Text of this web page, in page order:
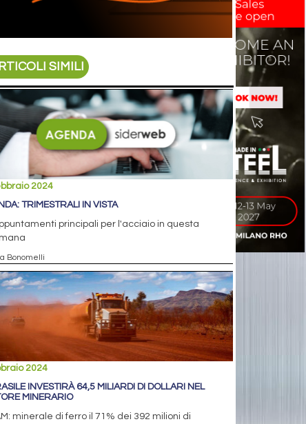
SIMILI
2024
TRIMESTRALI IN VISTA
principali per l'acciaio in questa
Bonomelli
2024
INVESTIRÀ 64,5 MILIARDI DI DOLLARI NEL
MINERARIO
minerale di ferro il 71% dei 392 milioni di